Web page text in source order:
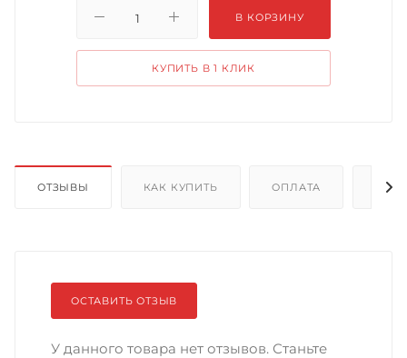
В КОРЗИНУ
КУПИТЬ В 1 КЛИК
ОТЗЫВЫ КАК КУПИТЬ ОПЛАТА
ОСТАВИТЬ ОТЗЫВ
У данного товара нет отзывов. Станьте